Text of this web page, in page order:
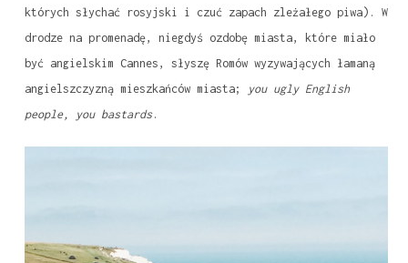
których słychać rosyjski i czuć zapach zleżałego piwa). W
drodze na promenadę, niegdyś ozdobę miasta, które miało
być angielskim Cannes, słyszę Romów wyzywających łamaną
angielszczyzną mieszkańców miasta;
you ugly English
people, you bastards.